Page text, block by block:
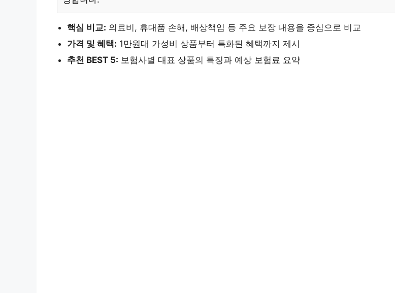
핵심 비교: 의료비, 휴대품 손해, 배상책임 등 주요 보장 내용을 중심으로 비교
가격 및 혜택: 1만원대 가성비 상품부터 특화된 혜택까지 제시
추천 BEST 5: 보험사별 대표 상품의 특징과 예상 보험료 요약